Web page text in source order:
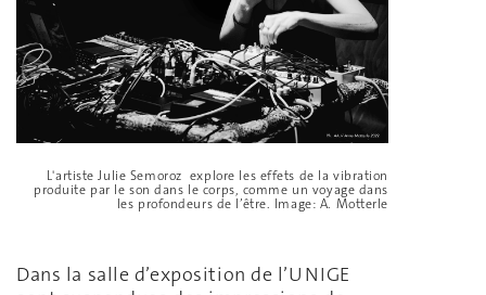
L'artiste Julie Semoroz explore les effets de la vibration
produite par le son dans le corps, comme un voyage dans
les profondeurs de l’être. Image: A. Motterle
Dans la salle d’exposition de l’UNIGE